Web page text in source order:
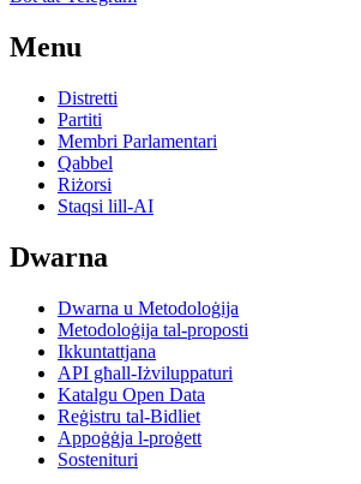
Menu
Distretti
Partiti
Membri Parlamentari
Qabbel
Riżorsi
Staqsi lill-AI
Dwarna
Dwarna u Metodoloġija
Metodoloġija tal-proposti
Ikkuntattjana
API għall-Iżviluppaturi
Katalgu Open Data
Reġistru tal-Bidliet
Appoġġja l-proġett
Sostenituri